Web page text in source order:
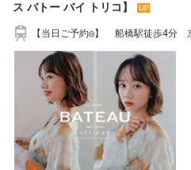
ス バトー バイ トリコ】
【当日ご予約◎】 船橋駅徒歩4分